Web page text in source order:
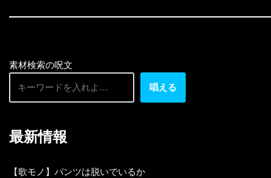
素材検索の呪文
唱える
最新情報
【歌モノ】パンツは脱いでいるか